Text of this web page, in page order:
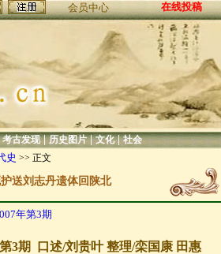
会员中心 在线投稿
考古发现|历史图片|文化|社会
史 >> 正文
送刘志丹遗体回陕北
年第3期
3期 口述/刘贵叶 整理/栾国康 田惠